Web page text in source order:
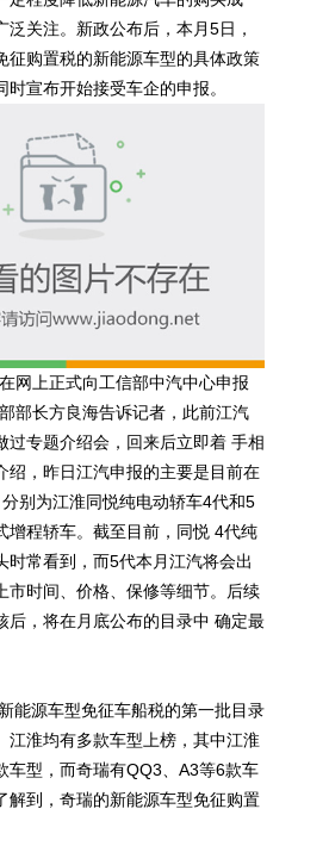
泛关注。新政公布后，本月5日，
征购置税的新能源车型的具体政策
宣布开始接受车企的申报。
上正式向工信部中汽中心申报
部长方良海告诉记者，此前江汽
过专题介绍会，回来后立即着 手相
绍，昨日江汽申报的主要是目前在
别为江淮同悦纯电动轿车4代和5
增程轿车。截至目前，同悦 4代纯
时常看到，而5代本月江汽将会出
市时间、价格、保修等细节。后续
后，将在月底公布的目录中 确定最
新能源车型免征车船税的第一批目录
江淮均有多款车型上榜，其中江淮
车型，而奇瑞有QQ3、A3等6款车
解到，奇瑞的新能源车型免征购置